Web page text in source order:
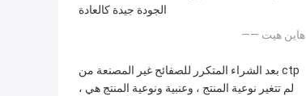
الجودة جيدة كالعادة
—— هاين هيت
بعد الشراء المتكرر للصفائح غير المصنعة من ctp
، لم تتغير نوعية المنتج ، وعنبية ونوعية المنتج هي